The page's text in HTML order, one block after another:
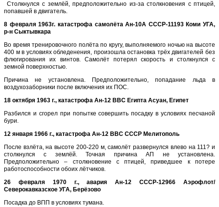
Столкнулся с землёй, предположительно из-за столкновения с птицей,
попавшей в двигатель.
8 февраля 1963г. катастрофа самолёта Ан-10А СССР-11193 Коми УГА,
р-н Сыктывкара
Во время тренировочного полёта по кругу, выполняемого ночью на высоте
400 м в условиях обледенения, произошла остановка трёх двигателей без
флюгирования их винтов. Самолёт потерял скорость и столкнулся с
земной поверхностью.
Причина не установлена. Предположительно, попадание льда в
воздухозаборники после включения их ПОС.
18 октября 1963 г., катастрофа Ан-12 ВВС Египта Асуан, Египет
Разбился и сгорел при попытке совершить посадку в условиях песчаной
бури.
12 января 1966 г., катастрофа Ан-12 ВВС СССР Мелитополь
После взлёта, на высоте 200-220 м, самолёт развернулся влево на 111? и
столкнулся с землёй. Точная причина АП не установлена.
Предположительно – столкновение с птицей, приведшее к потере
работоспособности обоих лётчиков.
26 февраля 1970 г., авария Ан-12 CCCP-12966 Аэрофлот/
Северокавказское УГА, Берёзово
Посадка до ВПП в условиях тумана.